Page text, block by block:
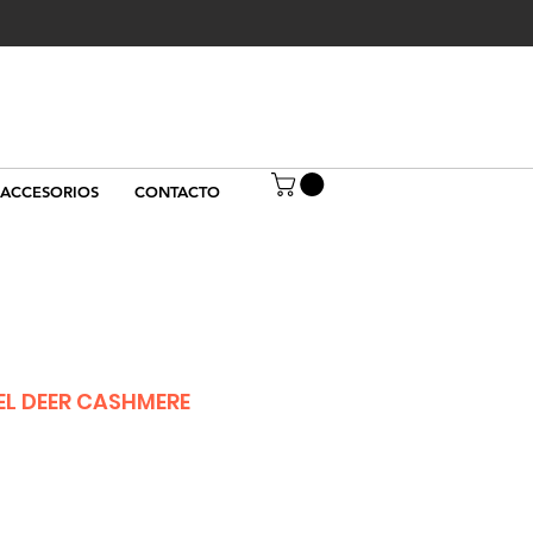
ACCESORIOS CONTACTO
DEER CASHMERE